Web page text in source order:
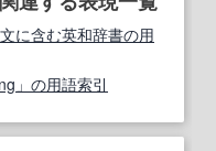
に含む英和辞書の用
」の用語索引